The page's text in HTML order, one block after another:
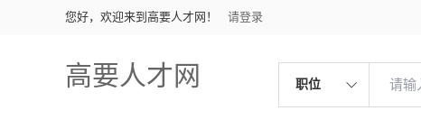
您好，欢迎来到高要人才网！ 请登录
高要人才网 职位